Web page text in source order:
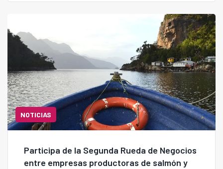
NOTICIAS
Participa de la Segunda Rueda de Negocios
entre empresas productoras de salmón y